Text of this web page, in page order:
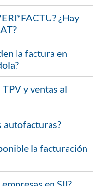
¿Hay
la factura en
y ventas al
autofacturas?
la facturación
en SII?